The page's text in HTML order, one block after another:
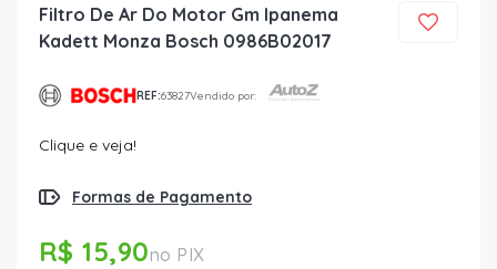
Filtro De Ar Do Motor Gm Ipanema
Kadett Monza Bosch 0986B02017
REF:63827Vendido por:
Clique e veja!
Formas de Pagamento
R$ 15,90